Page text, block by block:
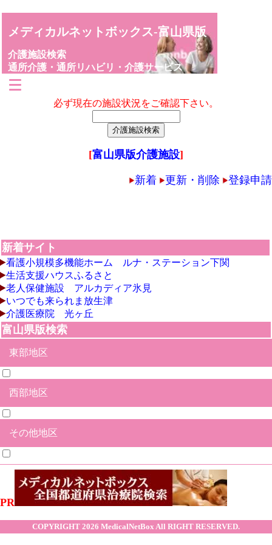
メディカルネットボックス-富山県版
介護施設検索
通所介護・通所リハビリ・介護サービス
必ず現在の施設状況をご確認下さい。
[富山県版介護施設]
新着 更新・削除 登録申請
新着サイト
看護小規模多機能ホーム ルナ・ステーション下関
生活支援ハウスふるさと
老人保健施設 アルカディア氷見
いつでも来られま放生津
介護医療院 光ヶ丘
富山県版検索
東部地区
富山市
魚津市
黒部市
滑川市
中新川郡舟橋村
中新川郡上市町
中新川郡立山町
下新川郡入善町
下新川郡朝日町
西部地区
氷見市
射水市
高岡市
砺波市
小矢部市
南砺市
その他地区
その他合併地区
PR
COPYRIGHT 2026 MedicalNetBoxAll RIGHT RESERVED.